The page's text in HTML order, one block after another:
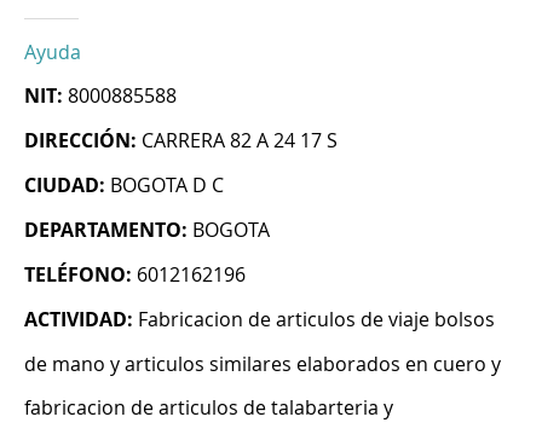
Ayuda
NIT: 8000885588
DIRECCIÓN: CARRERA 82 A 24 17 S
CIUDAD: BOGOTA D C
DEPARTAMENTO: BOGOTA
TELÉFONO: 6012162196
ACTIVIDAD: Fabricacion de articulos de viaje bolsos
de mano y articulos similares elaborados en cuero y
fabricacion de articulos de talabarteria y